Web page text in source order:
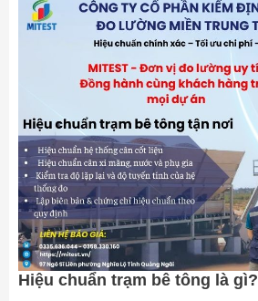
Hiệu chuẩn trạm bê tông là gì?